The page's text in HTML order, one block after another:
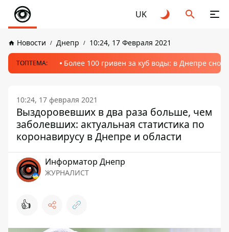
UK
Новости Днепр 10:24, 17 Февраля 2021
ТОПТЕМА: Более 100 гривен за куб воды: в Днепре
10:24, 17 февраля 2021
Выздоровевших в два раза больше, чем
заболевших: актуальная статистика по
коронавирусу в Днепре и области
Информатор Днепр
ЖУРНАЛИСТ
👍